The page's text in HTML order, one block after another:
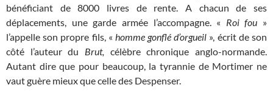
bénéficiant de 8000 livres de rente. A chacun de ses
déplacements, une garde armée l’accompagne. « Roi fou »
l’appelle son propre fils, « homme gonflé d’orgueil », écrit de son
côté l’auteur du Brut, célèbre chronique anglo-normande.
Autant dire que pour beaucoup, la tyrannie de Mortimer ne
vaut guère mieux que celle des Despenser.